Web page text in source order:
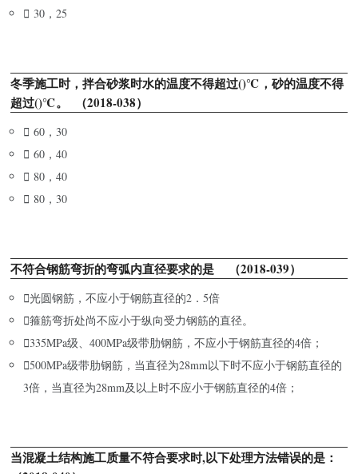
 30，25
冬季施工时，拌合砂浆时水的温度不得超过()℃，砂的温度不得
超过()℃。 （2018-038）
 60，30
 60，40
 80，40
 80，30
不符合钢筋弯折的弯弧内直径要求的是 （2018-039）
光圆钢筋，不应小于钢筋直径的2．5倍
箍筋弯折处尚不应小于纵向受力钢筋的直径。
335MPa级、400MPa级带肋钢筋，不应小于钢筋直径的4倍；
500MPa级带肋钢筋，当直径为28mm以下时不应小于钢筋直径的
3倍，当直径为28mm及以上时不应小于钢筋直径的4倍；
当混凝土结构施工质量不符合要求时,以下处理方法错误的是：